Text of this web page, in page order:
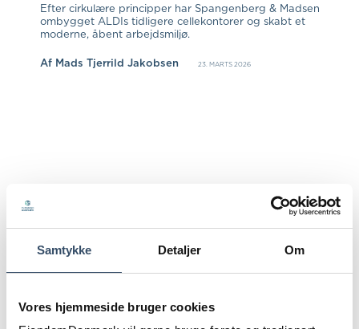
Samtykke Detaljer Om
Vores hjemmeside bruger cookies
Efter cirkulære principper har Spangenberg & Madsen
ombygget ALDIs tidligere cellekontorer og skabt et
moderne, åbent arbejdsmiljø.
Af Mads Tjerrild Jakobsen 23. MARTS 2026